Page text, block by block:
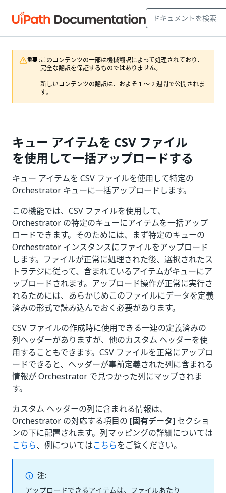
重要 :このコンテンツの一部は機械翻訳によって処理されており、
完全な翻訳を保証するものではありません。
新しいコンテンツの翻訳は、およそ 1 ～ 2 週間で公開されま
す。
キュー アイテムを CSV ファイル
を使用して一括アップロードする
キュー アイテムを CSV ファイルを使用して特定の
Orchestrator キューに一括アップロードします。
この機能では、CSV ファイルを使用して、
Orchestrator の特定のキューにアイテムを一括アップ
ロードできます。そのためには、まず特定のキューの
Orchestrator インスタンスにファイルをアップロード
します。ファイルが正常に処理された後、選択されたス
トラテジに従って、含まれているアイテムがキューにア
ップロードされます。アップロード操作が正常に実行さ
れるためには、あらかじめこのファイルにデータを定義
済みの形式で読み込んでおく必要があります。
CSV ファイルの作成時に使用できる一連の定義済みの
列ヘッダーがありますが、他のカスタム ヘッダーを使
用することもできます。CSV ファイルを正常にアップロ
ードできると、ヘッダーが事前定義された列に含まれる
情報が Orchestrator で見つかった列にマップされま
す。
カスタム ヘッダーの列に含まれる情報は、
Orchestrator の対応する項目の [固有データ] セクショ
ンの下に配置されます。列マッピングの詳細については
こちら、例についてはこちらをご覧ください。
注:
アップロードできるアイテムは、ファイルあたり